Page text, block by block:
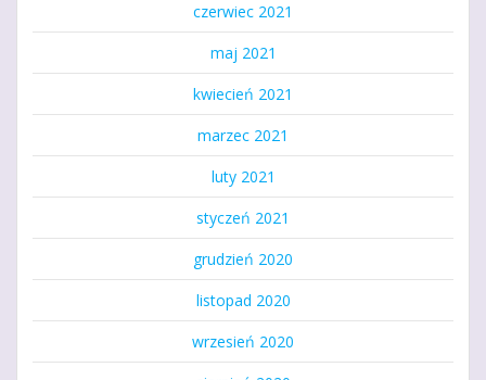
czerwiec 2021
maj 2021
kwiecień 2021
marzec 2021
luty 2021
styczeń 2021
grudzień 2020
listopad 2020
wrzesień 2020